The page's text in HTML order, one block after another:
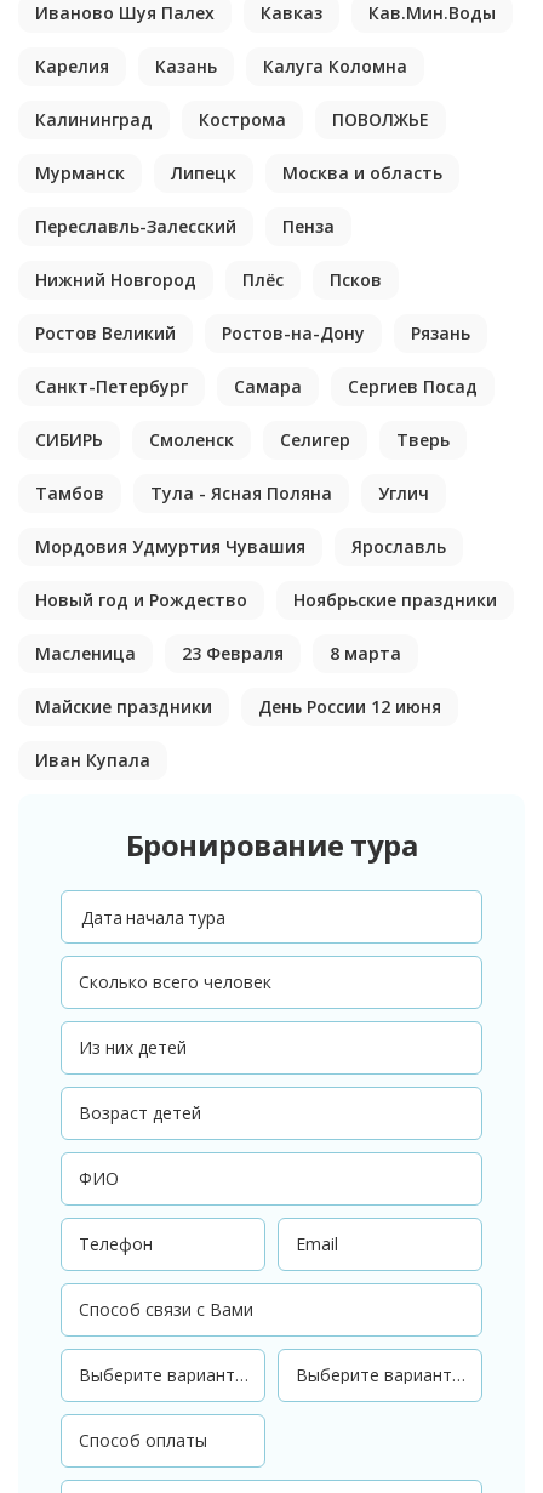
Иваново Шуя Палех Кавказ Кав.Мин.Воды
Карелия Казань Калуга Коломна
Калининград Кострома ПОВОЛЖЬЕ
Мурманск Липецк Москва и область
Переславль-Залесский Пенза
Нижний Новгород Плёс Псков
Ростов Великий Ростов-на-Дону Рязань
Санкт-Петербург Самара Сергиев Посад
СИБИРЬ Смоленск Селигер Тверь
Тамбов Тула - Ясная Поляна Углич
Мордовия Удмуртия Чувашия Ярославль
Новый год и Рождество Ноябрьские праздники
Масленица 23 Февраля 8 марта
Майские праздники День России 12 июня
Иван Купала
Бронирование тура
Дата начала тура